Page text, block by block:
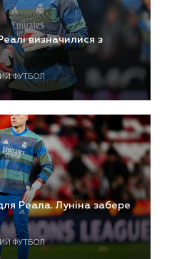
визначилися з
ФУТБОЛ
Реала. Луніна забере
ФУТБОЛ